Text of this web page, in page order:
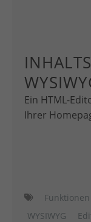
Ein HTML-
Ihrer
Funktionen
WYSIWYG